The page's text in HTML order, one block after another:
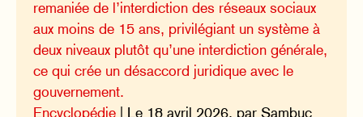
remaniée de l’interdiction des réseaux sociaux
aux moins de 15 ans, privilégiant un système à
deux niveaux plutôt qu’une interdiction générale,
ce qui crée un désaccord juridique avec le
gouvernement.
Encyclopédie | Le 18 avril 2026, par Sambuc